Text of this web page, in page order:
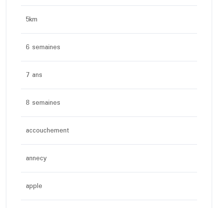
5km
6 semaines
7 ans
8 semaines
accouchement
annecy
apple